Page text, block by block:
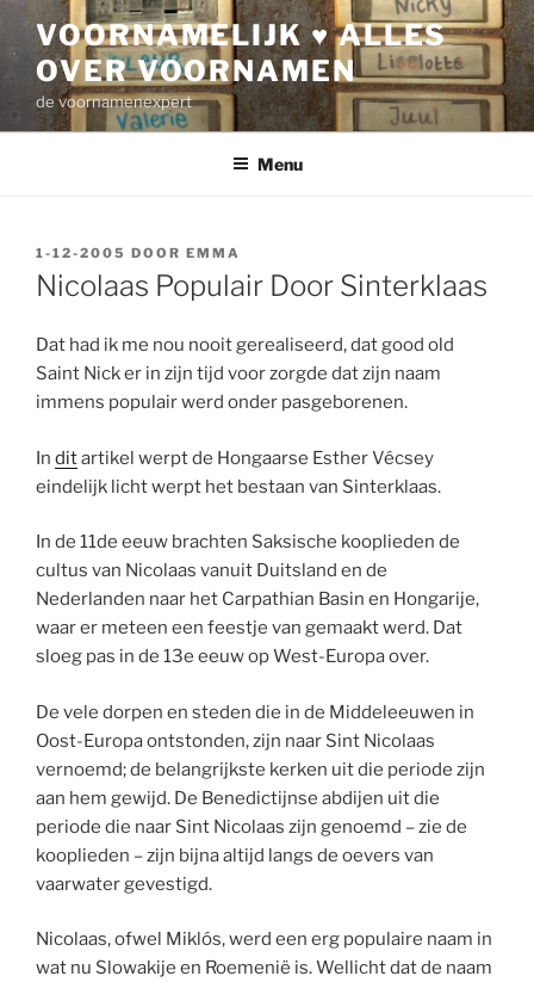
inhoud
VOORNAMELIJK ♥ ALLES
OVER VOORNAMEN
de voornamenexpert
Menu
GEPLAATST
OP
1-12-2005 DOOR EMMA
Nicolaas Populair Door Sinterklaas
Dat had ik me nou nooit gerealiseerd, dat good old
Saint Nick er in zijn tijd voor zorgde dat zijn naam
immens populair werd onder pasgeborenen.
In ditartikel werpt de Hongaarse Esther Vécsey
eindelijk licht werpt het bestaan van Sinterklaas.
In de 11de eeuw brachten Saksische kooplieden de
cultus van Nicolaas vanuit Duitsland en de
Nederlanden naar het Carpathian Basin en Hongarije,
waar er meteen een feestje van gemaakt werd. Dat
sloeg pas in de 13e eeuw op West-Europa over.
De vele dorpen en steden die in de Middeleeuwen in
Oost-Europa ontstonden, zijn naar Sint Nicolaas
vernoemd; de belangrijkste kerken uit die periode zijn
aan hem gewijd. De Benedictijnse abdijen uit die
periode die naar Sint Nicolaas zijn genoemd – zie de
kooplieden – zijn bijna altijd langs de oevers van
vaarwater gevestigd.
Nicolaas, ofwel Miklós, werd een erg populaire naam in
wat nu Slowakije en Roemenië is. Wellicht dat de naam